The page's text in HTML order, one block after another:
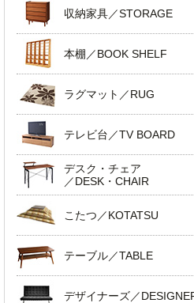
収納家具／STORAGE
本棚／BOOK SHELF
ラグマット／RUG
テレビ台／TV BOARD
デスク・チェア
／DESK・CHAIR
こたつ／KOTATSU
テーブル／TABLE
デザイナーズ／